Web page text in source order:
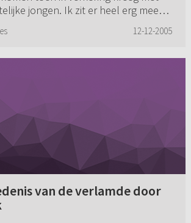
jongen. Ik zit er heel erg mee
geloven....
12-12-2005
van de verlamde door